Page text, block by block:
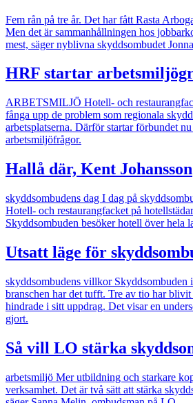
Fem rån på tre år. Det har fått Rasta
Men det är sammanhållningen hos
mest, säger nyblivna skyddsombudet
HRF startar
ARBETSMILJÖ Hotell- och
fånga upp de problem som regionala
arbetsplatserna. Därför startar förbundet
arbetsmiljöfrågor.
Hallå där, Kent Johansson
skyddsombudens dag I dag på
Hotell- och restaurangfacket på
Skyddsombuden besöker hotell över hela
Utsatt läge för
skyddsombudens villkor Skyddsombuden
branschen har det tufft. Tre av tio har blivit
hindrade i sitt uppdrag. Det visar en
gjort.
Så vill LO stärka
arbetsmiljö Mer utbildning och starkare
verksamhet. Det är två sätt att stärka